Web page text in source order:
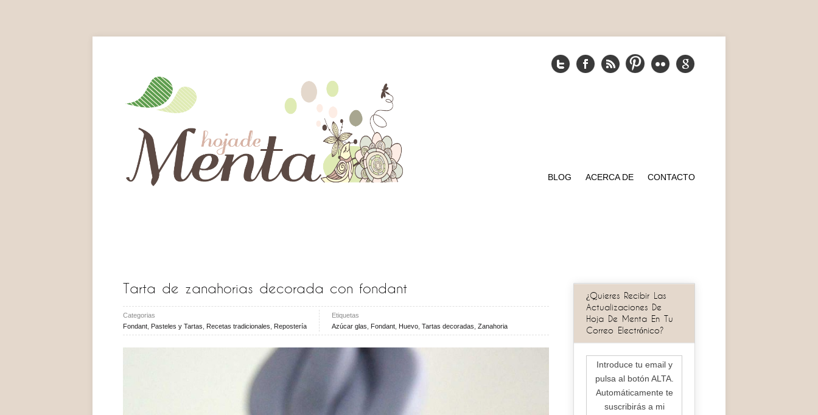
BLOG ACERCA DE CONTACTO
Tarta de zanahorias decorada con fondant
Categorias
Fondant
Pasteles y Tartas Recetas tradicionales Repostería
Etiquetas
Azúcar glas
Fondant Huevo Tartas decoradas Zanahoria
¿Quieres Recibir Las
Actualizaciones De
Hoja De Menta En Tu
Correo Electrónico?
Introduce tu email y
pulsa al botón ALTA.
Automáticamente te
suscribirás a mi